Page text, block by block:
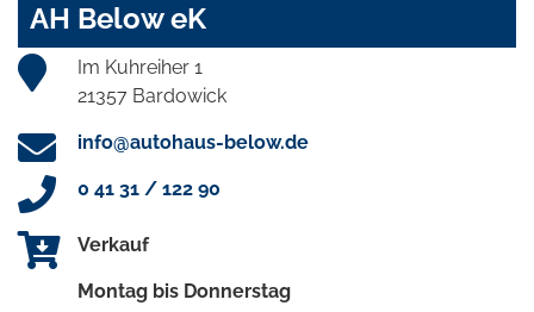
AH Below eK
Im Kuhreiher 1
21357 Bardowick
info@autohaus-below.de
0 41 31 / 122 90
Verkauf
Montag bis Donnerstag